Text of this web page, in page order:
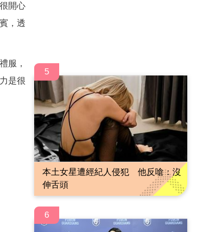
開心
，透
服，
是很
5
本土女星遭經紀人侵犯 他反嗆：沒
伸舌頭
6